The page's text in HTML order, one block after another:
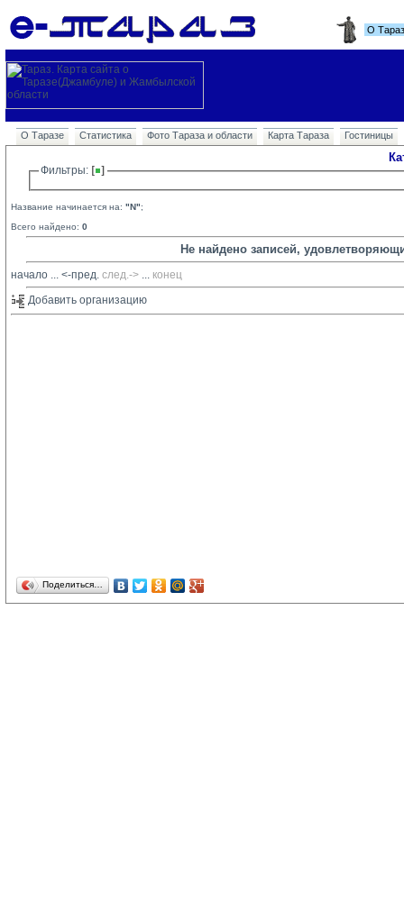
О
О Таразе Статистика Фото Тараза и области Карта Тараза Гостиницы
Фильтры:
Название начинается на: "N";
Всего найдено: 0
Не найдено записей,
начало ... <-пред. след.-> ... конец
Добавить организацию
Поделиться…